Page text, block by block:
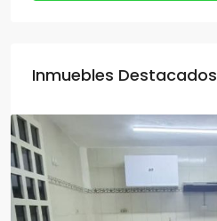
Inmuebles Destacados